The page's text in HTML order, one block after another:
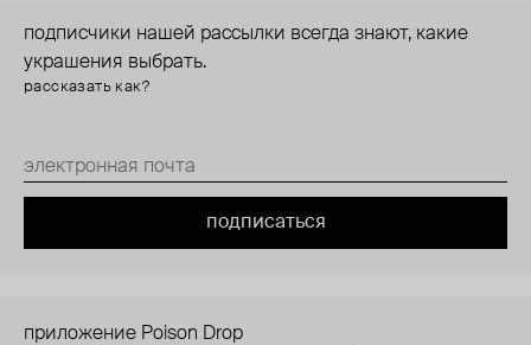
подписчики нашей рассылки всегда знают, какие
украшения выбрать.
рассказать как?
подписаться
приложение Poison Drop